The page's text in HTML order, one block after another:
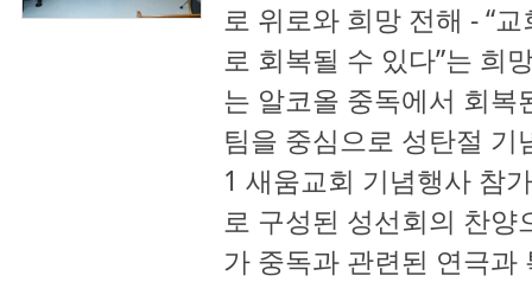
로 위로와 희망 전해 - “
로 회복될 수 있다”는
는 알코올 중독에서 회
팀을 중심으로 성탄절
1 새움교회 기념행사
로 구성된 성선회의 찬양
가 중독과 관련된 연극과